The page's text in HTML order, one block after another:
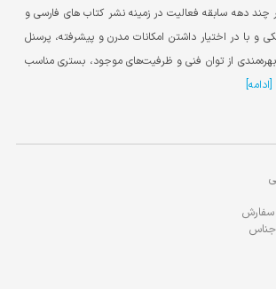
چند دهه سابقه فعالیت در زمینه نشر کتاب های فارسی و
با در اختیار داشتن امکانات مدرن و پیشرفته، پرسنل
بهره‌مندی از توان فنی و ظرفیت‌های موجود، بستری مناسب
[ادامه]
سفارش